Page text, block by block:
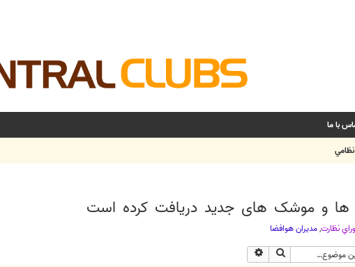
با ما
نظامي
ها و موشک های جدید دریافت کرده است
نظارت,مديران هوافضا
جستجو